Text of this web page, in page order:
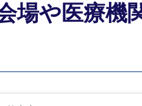
場や医療機